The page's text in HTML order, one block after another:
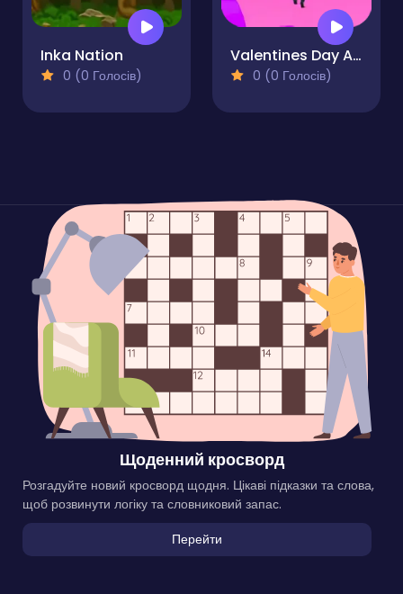
Inka Nation
0 (0 Голосів)
Valentines Day Adventures
0 (0 Голосів)
Щоденний кросворд
Розгадуйте новий кросворд щодня. Цікаві підказки та слова,
щоб розвинути логіку та словниковий запас.
Перейти